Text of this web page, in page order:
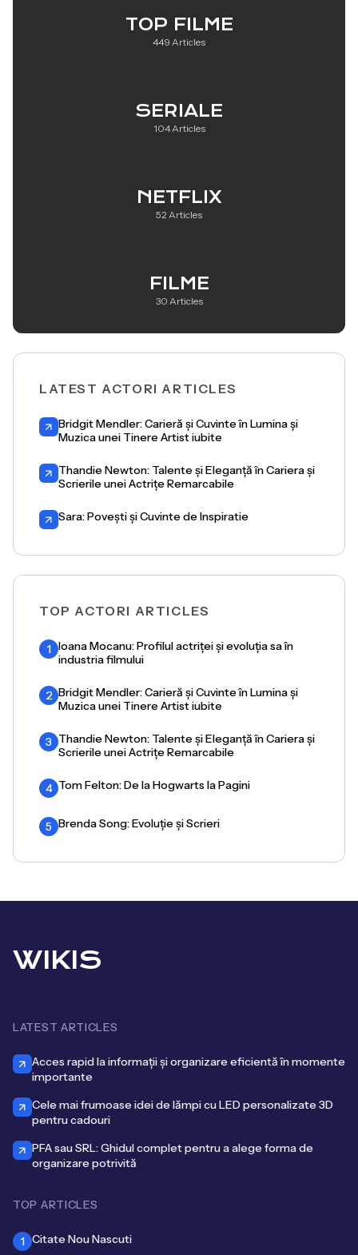
TOP FILME
449 Articles
SERIALE
104 Articles
NETFLIX
52 Articles
FILME
30 Articles
LATEST ACTORI ARTICLES
Bridgit Mendler: Carieră și Cuvinte în Lumina și
Muzica unei Tinere Artist iubite
Thandie Newton: Talente și Eleganță în Cariera și
Scrierile unei Actrițe Remarcabile
Sara: Povești și Cuvinte de Inspiratie
TOP ACTORI ARTICLES
1 Ioana Mocanu: Profilul actriței și evoluția sa în
industria filmului
2 Bridgit Mendler: Carieră și Cuvinte în Lumina și
Muzica unei Tinere Artist iubite
3 Thandie Newton: Talente și Eleganță în Cariera și
Scrierile unei Actrițe Remarcabile
4 Tom Felton: De la Hogwarts la Pagini
5 Brenda Song: Evoluție și Scrieri
WIKIS
LATEST ARTICLES
Acces rapid la informații și organizare eficientă în momente
importante
Cele mai frumoase idei de lămpi cu LED personalizate 3D
pentru cadouri
PFA sau SRL: Ghidul complet pentru a alege forma de
organizare potrivită
TOP ARTICLES
1 Citate Nou Nascuti